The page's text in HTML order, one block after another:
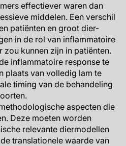
effectiever waren dan
middelen. Een verschil
patiënten en groot dier-
in de rol van inflammatoire
kunnen zijn in patiënten.
inflammatoire response te
plaats van volledig lam te
timing van de behandeling
aspecten die
Deze moeten worden
relevante diermodellen
translationele waarde van